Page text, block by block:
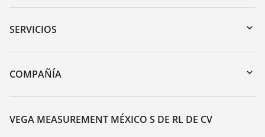
Zona de descarga
Búsqueda por número de serie
DTM Collection/PACTware
SERVICIOS
Devolución de instrumentos
Cursos de formacion
COMPAÑÍA
Acerca de VEGA
Contacto
VEGA MEASUREMENT MÉXICO S DE RL DE CV